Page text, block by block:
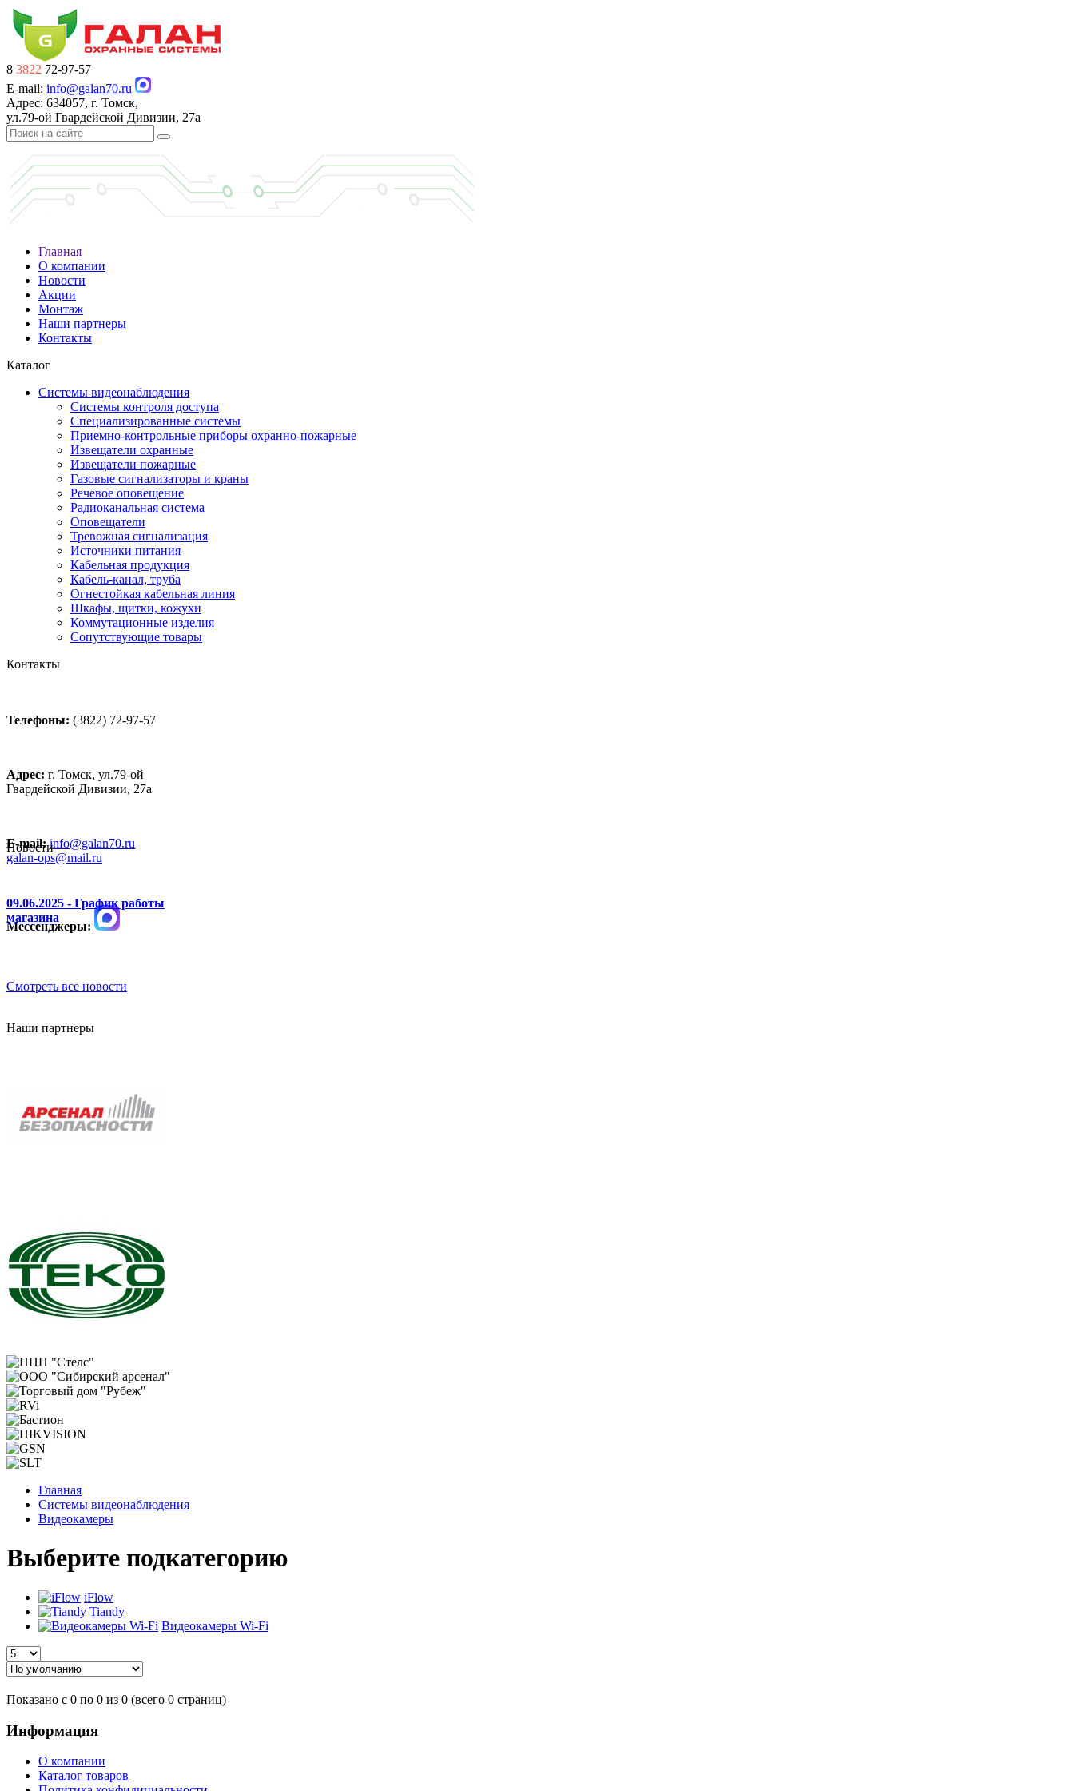
8 3822 72-97-57
E-mail: info@galan70.ru
Адрес: 634057, г. Томск,
ул.79-ой Гвардейской Дивизии, 27а
Главная
О компании
Новости
Акции
Монтаж
Наши партнеры
Контакты
Каталог
Системы видеонаблюдения
Системы контроля доступа
Специализированные системы
Приемно-контрольные приборы охранно-пожарные
Извещатели охранные
Извещатели пожарные
Газовые сигнализаторы и краны
Речевое оповещение
Радиоканальная система
Оповещатели
Тревожная сигнализация
Источники питания
Кабельная продукция
Кабель-канал, труба
Огнестойкая кабельная линия
Шкафы, щитки, кожухи
Коммутационные изделия
Сопутствующие товары
Контакты
Телефоны: (3822) 72-97-57
Адрес: г. Томск, ул.79-ой
Гвардейской Дивизии, 27а
E-mail: info@galan70.ru
galan-ops@mail.ru
Мессенджеры:
Новости
09.06.2025 - График работы
магазина
Смотреть все новости
Наши партнеры
Главная
Системы видеонаблюдения
Видеокамеры
Выберите подкатегорию
iFlow
Tiandy
Видеокамеры Wi-Fi
Показано с 0 по 0 из 0 (всего 0 страниц)
Информация
О компании
Каталог товаров